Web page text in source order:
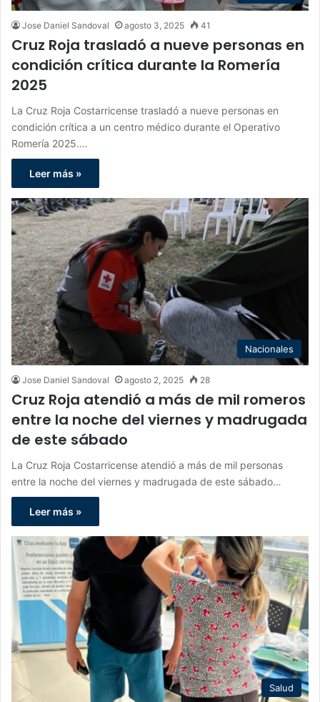
Jose Daniel Sandoval agosto 3, 2025 41
Cruz Roja trasladó a nueve personas en
condición crítica durante la Romería
2025
La Cruz Roja Costarricense trasladó a nueve personas en
condición crítica a un centro médico durante el Operativo
Romería 2025.…
Leer más »
Nacionales
Jose Daniel Sandoval agosto 2, 2025 28
Cruz Roja atendió a más de mil romeros
entre la noche del viernes y madrugada
de este sábado
La Cruz Roja Costarricense atendió a más de mil personas
entre la noche del viernes y madrugada de este sábado…
Leer más »
Salud